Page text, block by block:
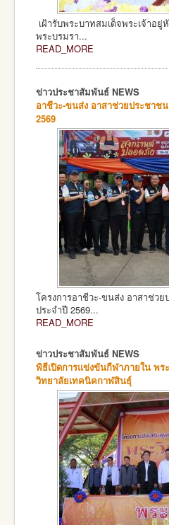
เฝ้ารับพระบาทสมเด็จพระเจ้าอยู่
พระบรมรา...
READ_MORE
ข่าวประชาสัมพันธ์ NEWS
อาชีวะ-ขนส่ง อาสาช่วยประชาช
2569
โครงการอาชีวะ-ขนส่ง อาสาช่ว
ประจำปี 2569...
READ_MORE
ข่าวประชาสัมพันธ์ NEWS
พิธีเปิดการแข่งขันกีฬาภายใน พ
วิทยาลัยเทคนิคกาฬสินธุ์